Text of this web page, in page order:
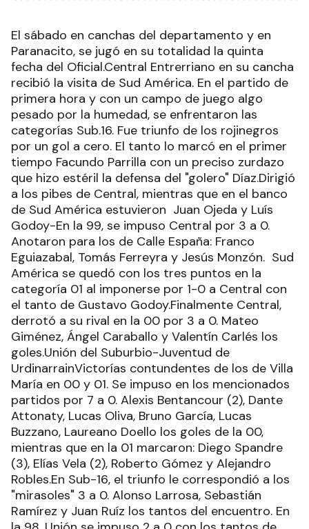
El sábado en canchas del departamento y en
Paranacito, se jugó en su totalidad la quinta
fecha del Oficial.Central Entrerriano en su cancha
recibió la visita de Sud América. En el partido de
primera hora y con un campo de juego algo
pesado por la humedad, se enfrentaron las
categorías Sub.16. Fue triunfo de los rojinegros
por un gol a cero. El tanto lo marcó en el primer
tiempo Facundo Parrilla con un preciso zurdazo
que hizo estéril la defensa del "golero" Díaz.Dirigió
a los pibes de Central, mientras que en el banco
de Sud América estuvieron Juan Ojeda y Luís
Godoy-En la 99, se impuso Central por 3 a 0.
Anotaron para los de Calle España: Franco
Eguiazabal, Tomás Ferreyra y Jesús Monzón. Sud
América se quedó con los tres puntos en la
categoría 01 al imponerse por 1-0 a Central con
el tanto de Gustavo Godoy.Finalmente Central,
derrotó a su rival en la 00 por 3 a 0. Mateo
Giménez, Ángel Caraballo y Valentín Carlés los
goles.Unión del Suburbio-Juventud de
UrdinarrainVictorías contundentes de los de Villa
María en 00 y 01. Se impuso en los mencionados
partidos por 7 a 0. Alexis Bentancour (2), Dante
Attonaty, Lucas Oliva, Bruno García, Lucas
Buzzano, Laureano Doello los goles de la 00,
mientras que en la 01 marcaron: Diego Spandre
(3), Elías Vela (2), Roberto Gómez y Alejandro
Robles.En Sub-16, el triunfo le correspondió a los
"mirasoles" 3 a 0. Alonso Larrosa, Sebastián
Ramírez y Juan Ruíz los tantos del encuentro. En